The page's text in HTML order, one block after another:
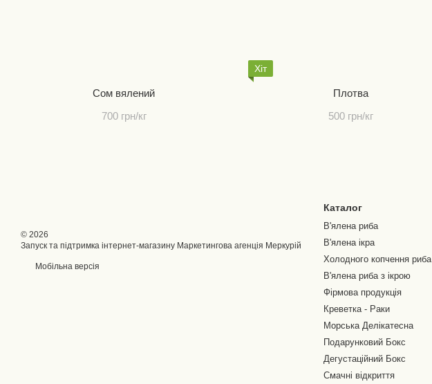
Сом вялений
700 грн/кг
Хіт
Плотва
500 грн/кг
© 2026
Запуск та підтримка інтернет-магазину Маркетингова агенція Меркурій
Мобільна версія
Каталог
В'ялена риба
В'ялена ікра
Холодного копчення риба
В'ялена риба з ікрою
Фірмова продукція
Креветка - Раки
Морська Делікатесна
Подарунковий Бокс
Дегустаційний Бокс
Смачні відкриття